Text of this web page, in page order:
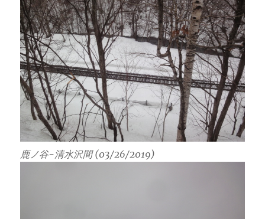
鹿ノ谷-清水沢間 (03/26/2019)